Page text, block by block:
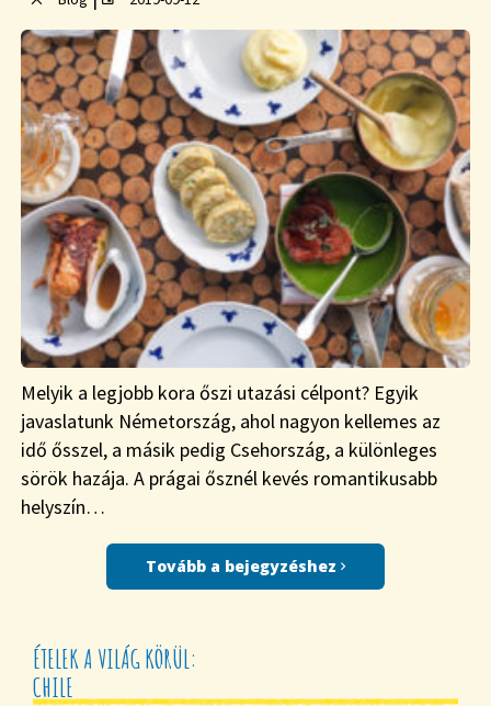
Melyik a legjobb kora őszi utazási célpont? Egyik
javaslatunk Németország, ahol nagyon kellemes az
idő ősszel, a másik pedig Csehország, a különleges
sörök hazája. A prágai ősznél kevés romantikusabb
helyszín…
Tovább a bejegyzéshez
ÉTELEK A VILÁG KÖRÜL:
CHILE